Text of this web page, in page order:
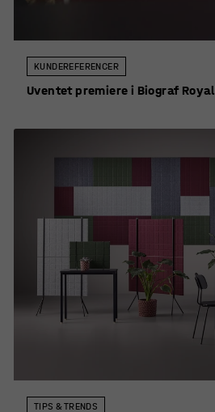
KUNDEREFERENCER
Uventet premiere i Biograf Royal
TIPS & TRENDS